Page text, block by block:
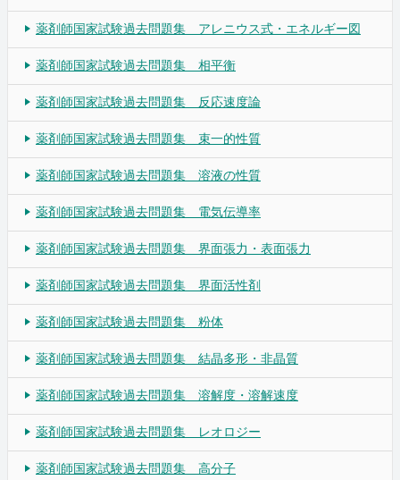
薬剤師国家試験過去問題集 アレニウス式・エネルギー図
薬剤師国家試験過去問題集 相平衡
薬剤師国家試験過去問題集 反応速度論
薬剤師国家試験過去問題集 束一的性質
薬剤師国家試験過去問題集 溶液の性質
薬剤師国家試験過去問題集 電気伝導率
薬剤師国家試験過去問題集 界面張力・表面張力
薬剤師国家試験過去問題集 界面活性剤
薬剤師国家試験過去問題集 粉体
薬剤師国家試験過去問題集 結晶多形・非晶質
薬剤師国家試験過去問題集 溶解度・溶解速度
薬剤師国家試験過去問題集 レオロジー
薬剤師国家試験過去問題集 高分子